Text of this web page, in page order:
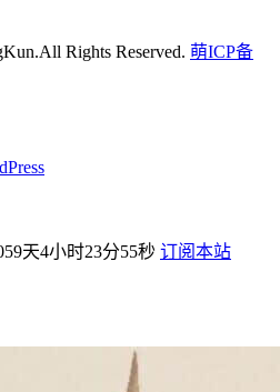
Rights Reserved. 萌ICP备
天4小时23分55秒 订阅本站